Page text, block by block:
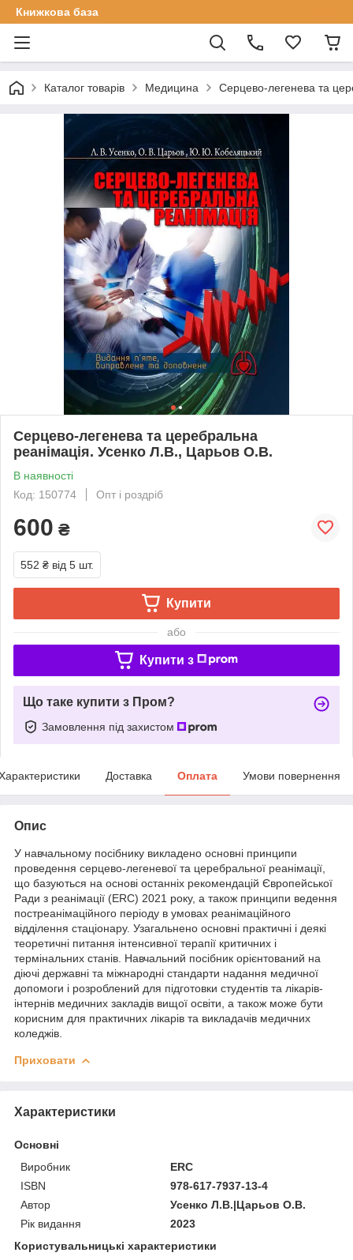
Книжкова база
Каталог товарів Медицина Серцево-легенева та
Серцево-легенева та церебральна
реанімація. Усенко Л.В., Царьов О.В.
В наявності
Код: 150774
Опт і роздріб
600 ₴
552 ₴ від 5 шт.
Купити
або
Купити з
Що таке купити з Пром?
Замовлення під захистом
Доставка Оплата Умови повернення
Опис
У навчальному посібнику викладено основні принципи
проведення серцево-легеневої та церебральної реанімації,
що базуються на основі останніх рекомендацій Європейської
Ради з реанімації (ERC) 2021 року, а також принципи ведення
постреанімаційного періоду в умовах реанімаційного
відділення стаціонару. Узагальнено основні практичні і деякі
теоретичні питання інтенсивної терапії критичних і
термінальних станів. Навчальний посібник орієнтований на
діючі державні та міжнародні стандарти надання медичної
допомоги і розроблений для підготовки студентів та лікарів-
інтернів медичних закладів вищої освіти, а також може бути
корисним для практичних лікарів та викладачів медичних
коледжів.
Приховати
Характеристики
Основні
Виробник
ERC
ISBN
978-617-7937-13-4
Автор
Усенко Л.В.|Царьов О.В.
Рік видання
2023
Користувальницькі характеристики